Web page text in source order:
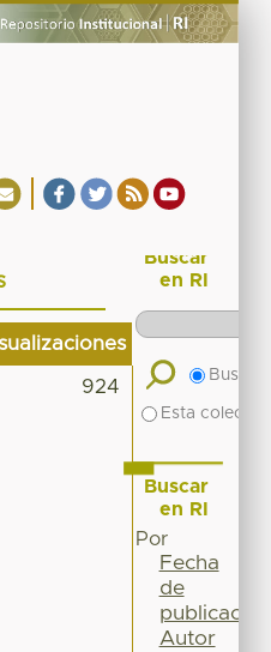
924
Buscar
en RI
Buscar
Esta
Buscar
en RI
Por
Fecha
de
publicación
Autor